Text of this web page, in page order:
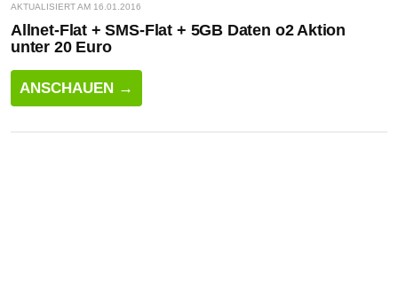
AKTUALISIERT AM 16.01.2016
Allnet-Flat + SMS-Flat + 5GB Daten o2 Aktion
unter 20 Euro
ANSCHAUEN →